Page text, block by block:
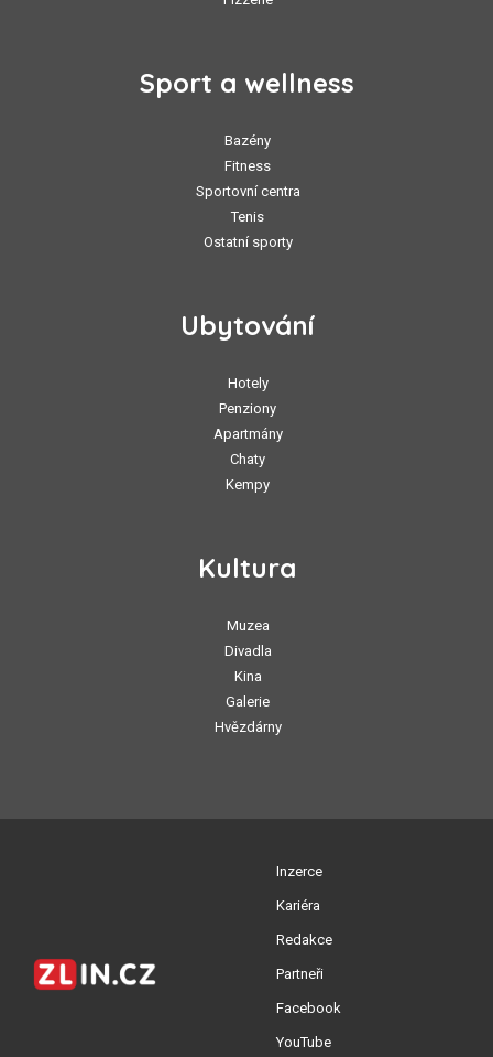
Sport a wellness
Bazény
Fitness
Sportovní centra
Tenis
Ostatní sporty
Ubytování
Hotely
Penziony
Apartmány
Chaty
Kempy
Kultura
Muzea
Divadla
Kina
Galerie
Hvězdárny
Inzerce
Kariéra
Redakce
Partneři
Facebook
YouTube